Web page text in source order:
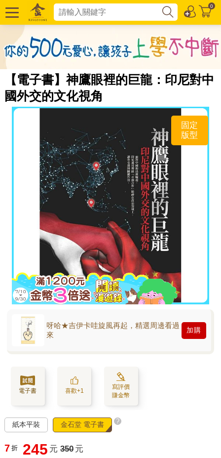
0
【電子書】神鷹眼裡的巨龍：印尼對中
國外交的文化視角
固定
版型
呀哈★吉伊卡哇旋風再起，精選周邊看過
來
加購
電子書 喜歡+1
寫評價
賺金幣
紙本平裝 金石堂 電子書 ?
7 折 245 元 350 元